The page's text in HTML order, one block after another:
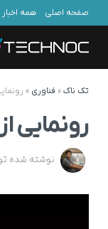
صفحه اصلی همه اخبار
تک ناک» فناوری »
رونمایی
نوشته شده